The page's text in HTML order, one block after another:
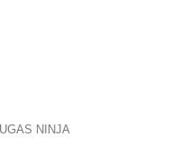
NINJA